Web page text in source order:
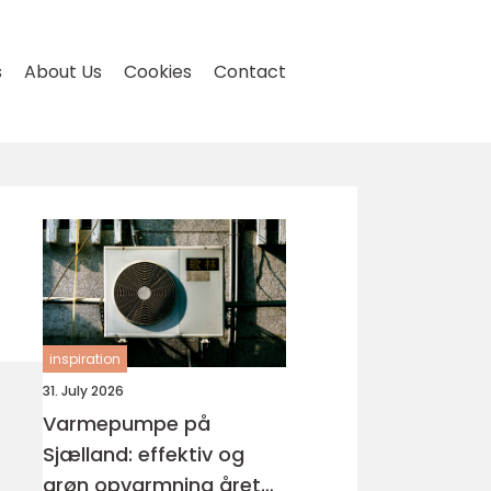
About Us Cookies Contact
inspiration
31. July 2026
Varmepumpe på
Sjælland: effektiv og
grøn opvarmning året